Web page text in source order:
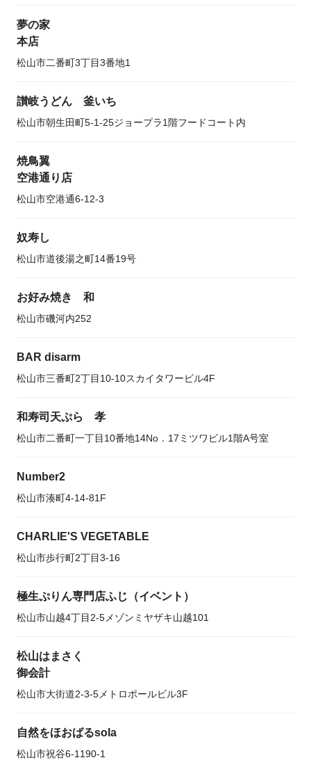
夢の家
本店
松山市二番町3丁目3番地1
讃岐うどん 釜いち
松山市朝生田町5-1-25ジョープラ1階フードコート内
焼鳥翼
空港通り店
松山市空港通6-12-3
奴寿し
松山市道後湯之町14番19号
お好み焼き 和
松山市磯河内252
BAR disarm
松山市三番町2丁目10-10スカイタワービル4F
和寿司天ぷら 孝
松山市二番町一丁目10番地14No．17ミツワビル1階A号室
Number2
松山市湊町4-14-81F
CHARLIE'S VEGETABLE
松山市歩行町2丁目3-16
極生ぷりん専門店ふじ（イベント）
松山市山越4丁目2-5メゾンミヤザキ山越101
松山はまさく
御会計
松山市大街道2-3-5メトロポールビル3F
自然をほおばるsola
松山市祝谷6-1190-1